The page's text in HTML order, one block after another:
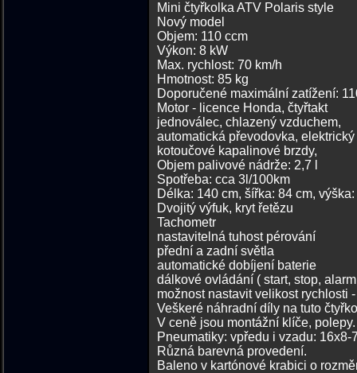
Mini čtyřkolka ATV Polaris style
Nový model
Objem: 110 ccm
Výkon: 8 kW
Max. rychlost: 70 km/h
Hmotnost: 85 kg
Doporučené maximální zatížení:
Motor - licence Honda, čtyřtakt
jednoválec, chlazený vzduchem,
automatická převodovka,
kotoučové kapalinové brzdy,
Objem palivové nádrže: 2,7 l
Spotřeba: cca 3l/100km
Délka: 140 cm, šířka: 84 cm,
Dvojitý výfuk, kryt řetězu
nastavitelná tuhost pérování
přední a zadní světla
automatické dobíjení baterie
dálkové ovládání ( start, stop,
možnost nastavit velikost rychlosti
Veškeré náhradní díly na tuto
V ceně jsou
Pneumatiky: vpředu i vzadu:
Různá
Baleno v kartónové krabici o